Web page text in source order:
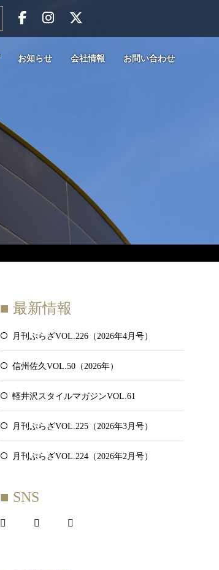
お知らせ 会社情報 お問い合わせ
■ 最新情報
月刊ぷらざVOL.226（2026年4月号）
信州佐久VOL.50（2026年）
軽井沢スタイルマガジンVOL.61
月刊ぷらざVOL.225（2026年3月号）
月刊ぷらざVOL.224（2026年2月号）
■ SNS